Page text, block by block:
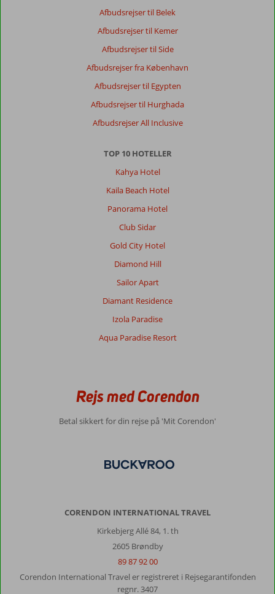
Afbudsrejser til Belek
Afbudsrejser til Kemer
Afbudsrejser til Side
Afbudsrejser fra København
Afbudsrejser til Egypten
Afbudsrejser til Hurghada
Afbudsrejser All Inclusive
TOP 10 HOTELLER
Kahya Hotel
Kaila Beach Hotel
Panorama Hotel
Club Sidar
Gold City Hotel
Diamond Hill
Sailor Apart
Diamant Residence
Izola Paradise
Aqua Paradise Resort
Rejs med Corendon
Betal sikkert for din rejse på 'Mit Corendon'
CORENDON INTERNATIONAL TRAVEL
Kirkebjerg Allé 84, 1. th
2605 Brøndby
89 87 92 00
Corendon International Travel er registreret i Rejsegarantifonden
regnr. 3407